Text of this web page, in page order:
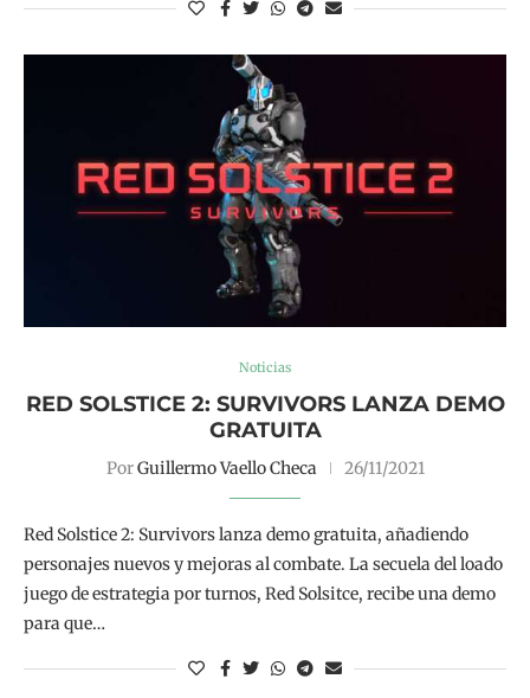
Noticias
RED SOLSTICE 2: SURVIVORS LANZA DEMO
GRATUITA
PorGuillermo Vaello Checa 26/11/2021
Red Solstice 2: Survivors lanza demo gratuita, añadiendo
personajes nuevos y mejoras al combate. La secuela del loado
juego de estrategia por turnos, Red Solsitce, recibe una demo
para que…